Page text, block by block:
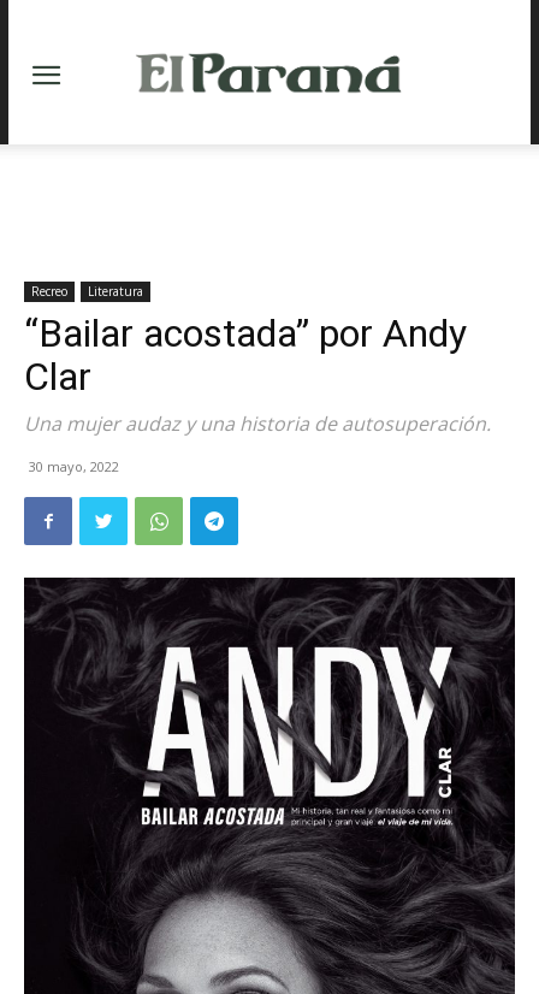
Recreo Literatura
“Bailar acostada” por Andy
Clar
Una mujer audaz y una historia de autosuperación.
30 mayo, 2022